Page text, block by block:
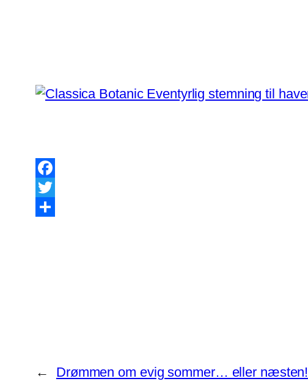
Facebook
Twitter
← Drømmen om evig sommer… eller næsten!